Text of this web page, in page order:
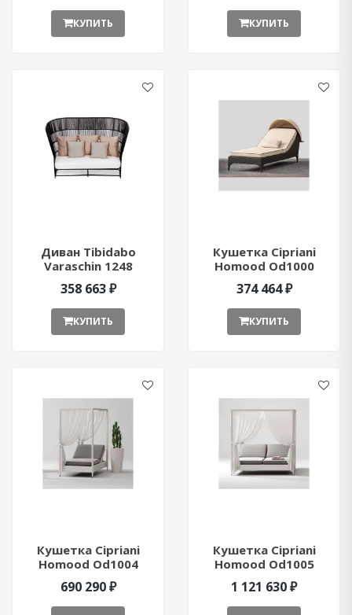
КУПИТЬ КУПИТЬ
Диван Tibidabo
Varaschin 1248
ant377045
358 663 ₽
КУПИТЬ
Кушетка Cipriani
Homood Od1000
ant381750
374 464 ₽
КУПИТЬ
Кушетка Cipriani
Homood Od1004
ant381752
690 290 ₽
Кушетка Cipriani
Homood Od1005
ant381753
1 121 630 ₽